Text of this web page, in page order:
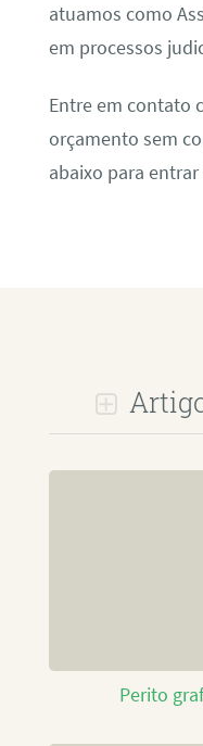
atuamos como
em processos
Entre em contato
orçamento sem
abaixo para
Perito